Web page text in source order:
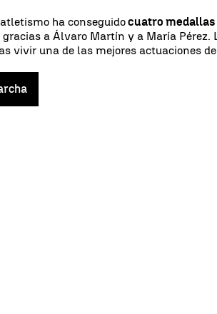
ha conseguidocuatro medallas
gracias a Álvaro Martín y a María Pérez.
vivir una de las mejores actuaciones